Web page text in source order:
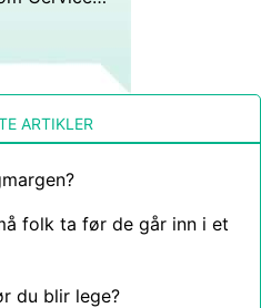
ARTIKLER
folk ta før de går inn i et
du blir lege?